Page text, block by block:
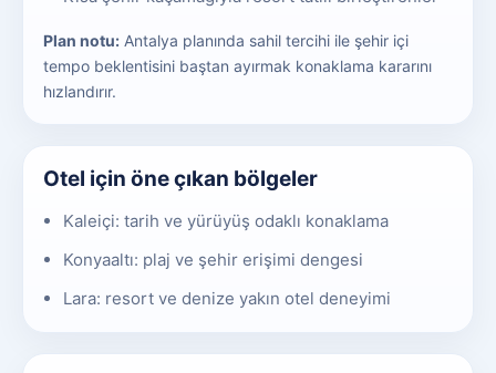
Plan notu: Antalya planında sahil tercihi ile şehir içi
tempo beklentisini baştan ayırmak konaklama kararını
hızlandırır.
Otel için öne çıkan bölgeler
Kaleiçi: tarih ve yürüyüş odaklı konaklama
Konyaaltı: plaj ve şehir erişimi dengesi
Lara: resort ve denize yakın otel deneyimi